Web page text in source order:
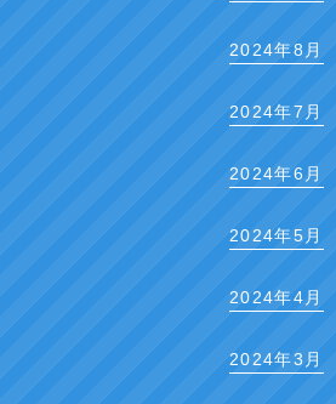
2024年8月
2024年7月
2024年6月
2024年5月
2024年4月
2024年3月